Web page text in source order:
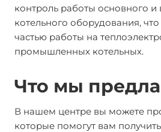
контроль работы основного и
котельного оборудования,
частью работы на
промышленных котельных.
Что мы
В нашем центре вы можете
которые помогут вам